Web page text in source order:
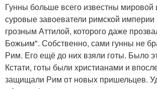
Гунны больше всего известны мировой
суровые завоеватели римской империи
грозным Аттилой, которого даже
Божьим". Собственно, сами гунны не
Рим. Его ещё до них взяли готы. Было
Кстати, готы были христианами и
защищали Рим от новых пришельцев.